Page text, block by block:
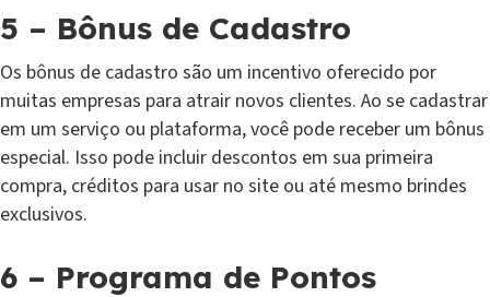
5 – Bônus de Cadastro
Os bônus de cadastro são um incentivo oferecido por
muitas empresas para atrair novos clientes. Ao se cadastrar
em um serviço ou plataforma, você pode receber um bônus
especial. Isso pode incluir descontos em sua primeira
compra, créditos para usar no site ou até mesmo brindes
exclusivos.
6 – Programa de Pontos